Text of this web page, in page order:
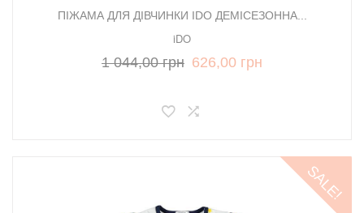
ПІЖАМА ДЛЯ ДІВЧИНКИ IDO ДЕМІСЕЗОННА...
iDO
1 044,00 грн 626,00 грн
SALE!